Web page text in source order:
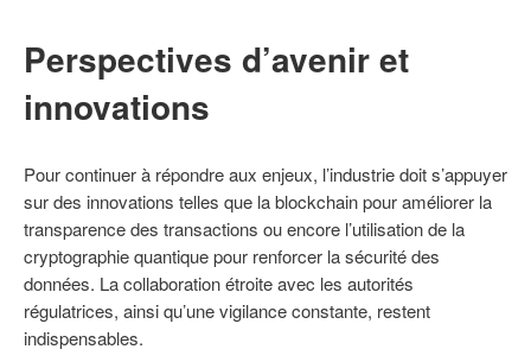
Perspectives d’avenir et
innovations
Pour continuer à répondre aux enjeux, l’industrie doit s’appuyer
sur des innovations telles que la blockchain pour améliorer la
transparence des transactions ou encore l’utilisation de la
cryptographie quantique pour renforcer la sécurité des
données. La collaboration étroite avec les autorités
régulatrices, ainsi qu’une vigilance constante, restent
indispensables.